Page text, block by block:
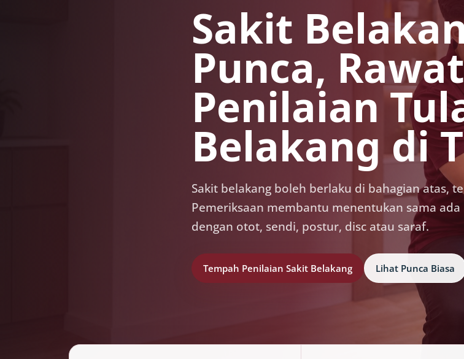
Sakit
Punca,
Penilaian
Belakang di
Sakit belakang boleh berlaku di bahagian atas,
Pemeriksaan membantu menentukan sama
dengan otot, sendi, postur, disc atau saraf.
Tempah Penilaian Sakit Belakang Lihat Punca Biasa